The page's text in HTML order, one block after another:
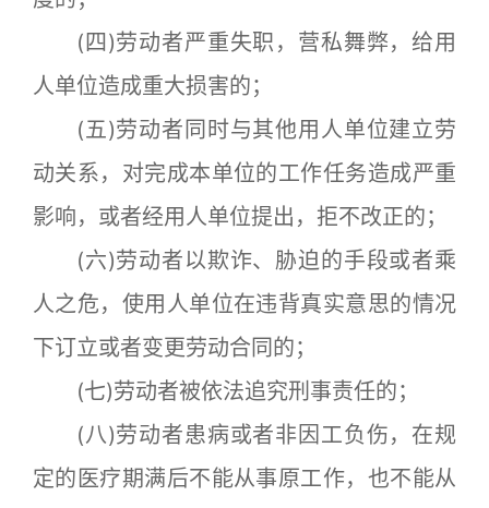
(四)劳动者严重失职，营私舞弊，给用
人单位造成重大损害的；
(五)劳动者同时与其他用人单位建立劳
动关系，对完成本单位的工作任务造成严重
影响，或者经用人单位提出，拒不改正的；
(六)劳动者以欺诈、胁迫的手段或者乘
人之危，使用人单位在违背真实意思的情况
下订立或者变更劳动合同的；
(七)劳动者被依法追究刑事责任的；
(八)劳动者患病或者非因工负伤，在规
定的医疗期满后不能从事原工作，也不能从